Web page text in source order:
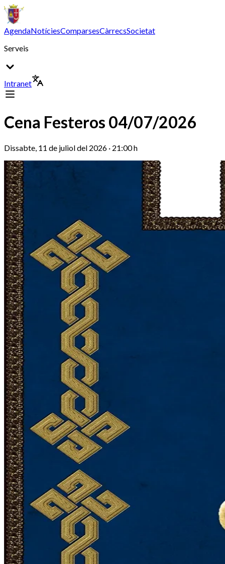
AgendaNotíciesComparsesCàrrecsSocietat
Serveis
Intranet
Cena Festeros 04/07/2026
Dissabte, 11 de juliol del 2026 · 21:00 h